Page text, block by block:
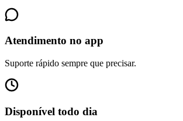
Atendimento no app
Suporte rápido sempre que precisar.
Disponível todo dia